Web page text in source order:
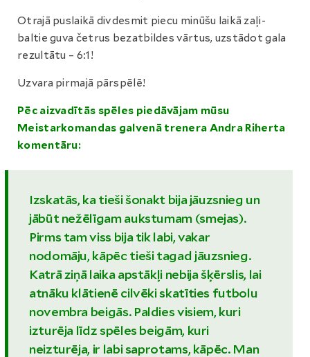
Otrajā puslaikā divdesmit piecu minūšu laikā zaļi-
baltie guva četrus bezatbildes vārtus, uzstādot gala
rezultātu – 6:1!
Uzvara pirmajā pārspēlē!
Pēc aizvadītās spēles piedāvājam mūsu
Meistarkomandas galvenā trenera Andra Riherta
komentāru:
Izskatās, ka tieši šonakt bija jāuzsnieg un
jābūt nežēlīgam aukstumam (smejas).
Pirms tam viss bija tik labi, vakar
nodomāju, kāpēc tieši tagad jāuzsnieg.
Katrā ziņā laika apstākļi nebija šķērslis, lai
atnāku klātienē cilvēki skatīties futbolu
novembra beigās. Paldies visiem, kuri
izturēja līdz spēles beigām, kuri
neizturēja, ir labi saprotams, kāpēc. Man